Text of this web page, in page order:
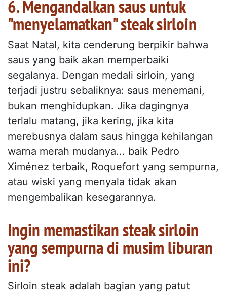
6. Mengandalkan saus untuk
"menyelamatkan" steak sirloin
Saat Natal, kita cenderung berpikir bahwa
saus yang baik akan memperbaiki
segalanya. Dengan medali sirloin, yang
terjadi justru sebaliknya: saus menemani,
bukan menghidupkan. Jika dagingnya
terlalu matang, jika kering, jika kita
merebusnya dalam saus hingga kehilangan
warna merah mudanya... baik Pedro
Ximénez terbaik, Roquefort yang sempurna,
atau wiski yang menyala tidak akan
mengembalikan kesegarannya.
Ingin memastikan steak sirloin
yang sempurna di musim liburan
ini?
Sirloin steak adalah bagian yang patut